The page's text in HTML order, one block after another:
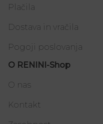
Plačila
Dostava in vračila
Pogoji poslovanja
O RENINI-Shop
O nas
Kontakt